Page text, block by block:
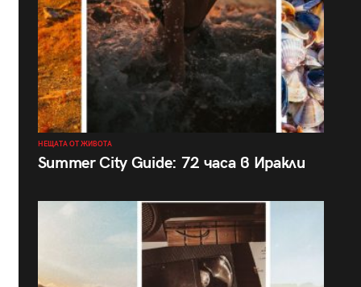
НЕЩАТА ОТ ЖИВОТА
Summer City Guide: 72 часа в Иракли